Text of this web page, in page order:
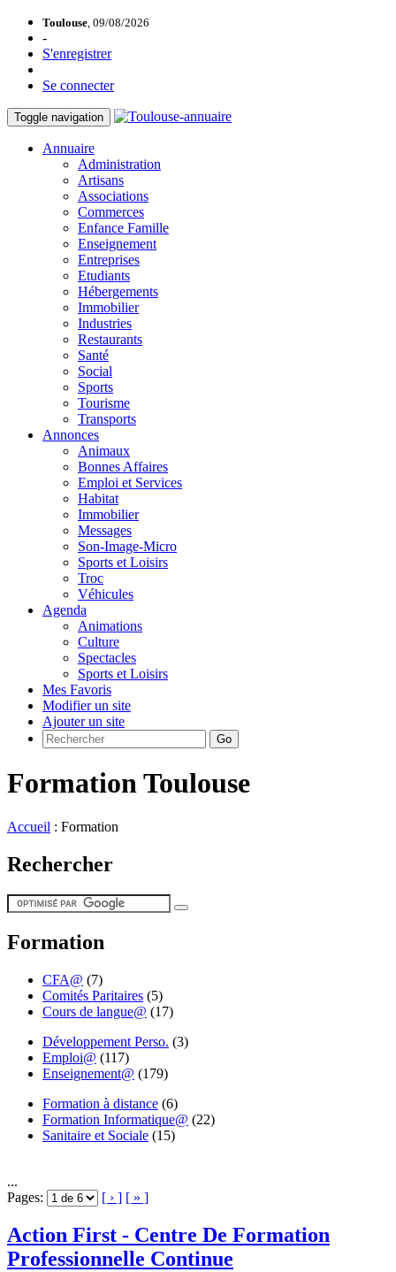
Toulouse, 09/08/2026
-
S'enregistrer
Se connecter
Toggle navigation
Annuaire
Administration
Artisans
Associations
Commerces
Enfance Famille
Enseignement
Entreprises
Etudiants
Hébergements
Immobilier
Industries
Restaurants
Santé
Social
Sports
Tourisme
Transports
Annonces
Animaux
Bonnes Affaires
Emploi et Services
Habitat
Immobilier
Messages
Son-Image-Micro
Sports et Loisirs
Troc
Véhicules
Agenda
Animations
Culture
Spectacles
Sports et Loisirs
Mes Favoris
Modifier un site
Ajouter un site
Go
Formation Toulouse
Accueil : Formation
Rechercher
Formation
CFA@ (7)
Comités Paritaires (5)
Cours de langue@ (17)
Développement Perso. (3)
Emploi@ (117)
Enseignement@ (179)
Formation à distance (6)
Formation Informatique@ (22)
Sanitaire et Sociale (15)
...
Pages:
[ › ] [ » ]
Action First - Centre De Formation
Professionnelle Continue